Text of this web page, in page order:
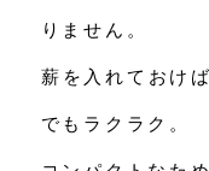
りません。
薪を入れておけ
でもラクラク。